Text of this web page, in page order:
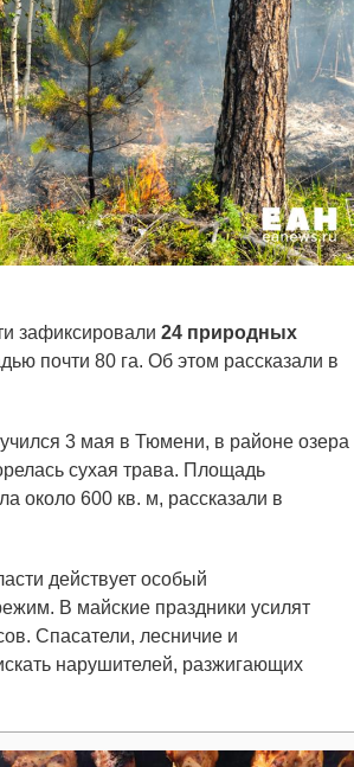
зафиксировали 24 природных
почти 80 га. Об этом рассказали в
3 мая в Тюмени, в районе озера
сухая трава. Площадь
около 600 кв. м, рассказали в
действует особый
В майские праздники усилят
Спасатели, лесничие и
нарушителей, разжигающих